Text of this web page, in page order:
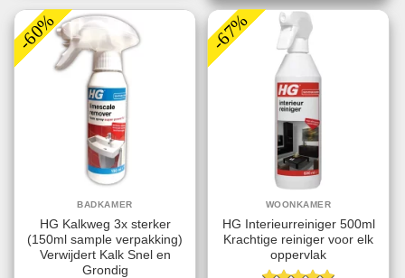
-60%
BADKAMER
HG Kalkweg 3x sterker
(150ml sample verpakking)
Verwijdert Kalk Snel en
Grondig
-67%
WOONKAMER
HG Interieurreiniger 500ml
Krachtige reiniger voor elk
oppervlak